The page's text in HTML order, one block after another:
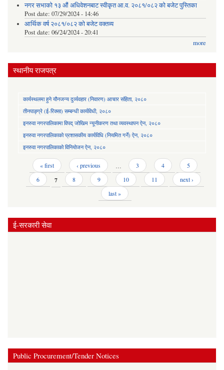
नगर सभाको १३ औं अधिवेशनबाट स्वीकृत आ.व. २०८१/०८२ को बजेट पुस्तिका
Post date: 07/29/2024 - 14:46
आर्थिक वर्ष २०८१/०८२ को बजेट वक्तव्य
Post date: 06/24/2024 - 20:41
more
स्थानीय राजपत्र
कार्यस्थलमा हुने यौनजन्य दुर्व्यवहार (निवारण) आचार संहिता, २०८०
तीनपाङ्ग्रे (ई-रिक्सा) सम्बन्धी कार्यविधी, २०८०
इनरुवा नगरपालिकामा विपद् जोखिम न्यूनीकरण तथा व्यवस्थापन ऐन, २०८०
इनरुवा नगरपालिकाको प्रशासकीय कार्यविधि (नियमित गर्ने) ऐन, २०८०
इनरुवा नगरपालिकाको विनियोजन ऐन, २०८०
Pages « first ‹ previous … 3 4
5
6
7 8 9 10 11
next ›
last »
ई-सरकारी सेवा
Public Procurement/Tender Notices